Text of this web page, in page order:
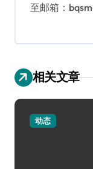
至邮箱：
相关文章
动态